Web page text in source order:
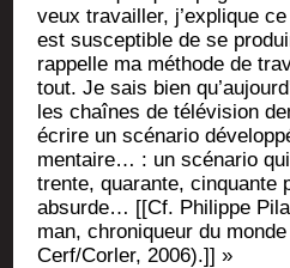
veux tra­vailler, j’explique
est sus­cep­tible de se
rap­pelle ma méthode de
tout. Je sais bien
les chaînes de télé­vi­sion
écrire un scé­na­rio
men­taire… : un scé­na­rio
trente, qua­rante, cin­quante
absurde… [[Cf. Phi­lippe
man, chro­ni­queur du
Cerf/Corler, 2006).]] »